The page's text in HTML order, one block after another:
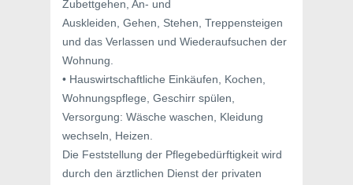
Zubettgehen, An- und
Auskleiden, Gehen, Stehen, Treppensteigen
und das Verlassen und Wiederaufsuchen der
Wohnung.
• Hauswirtschaftliche Einkäufen, Kochen,
Wohnungspflege, Geschirr spülen,
Versorgung: Wäsche waschen, Kleidung
wechseln, Heizen.
Die Feststellung der Pflegebedürftigkeit wird
durch den ärztlichen Dienst der privaten